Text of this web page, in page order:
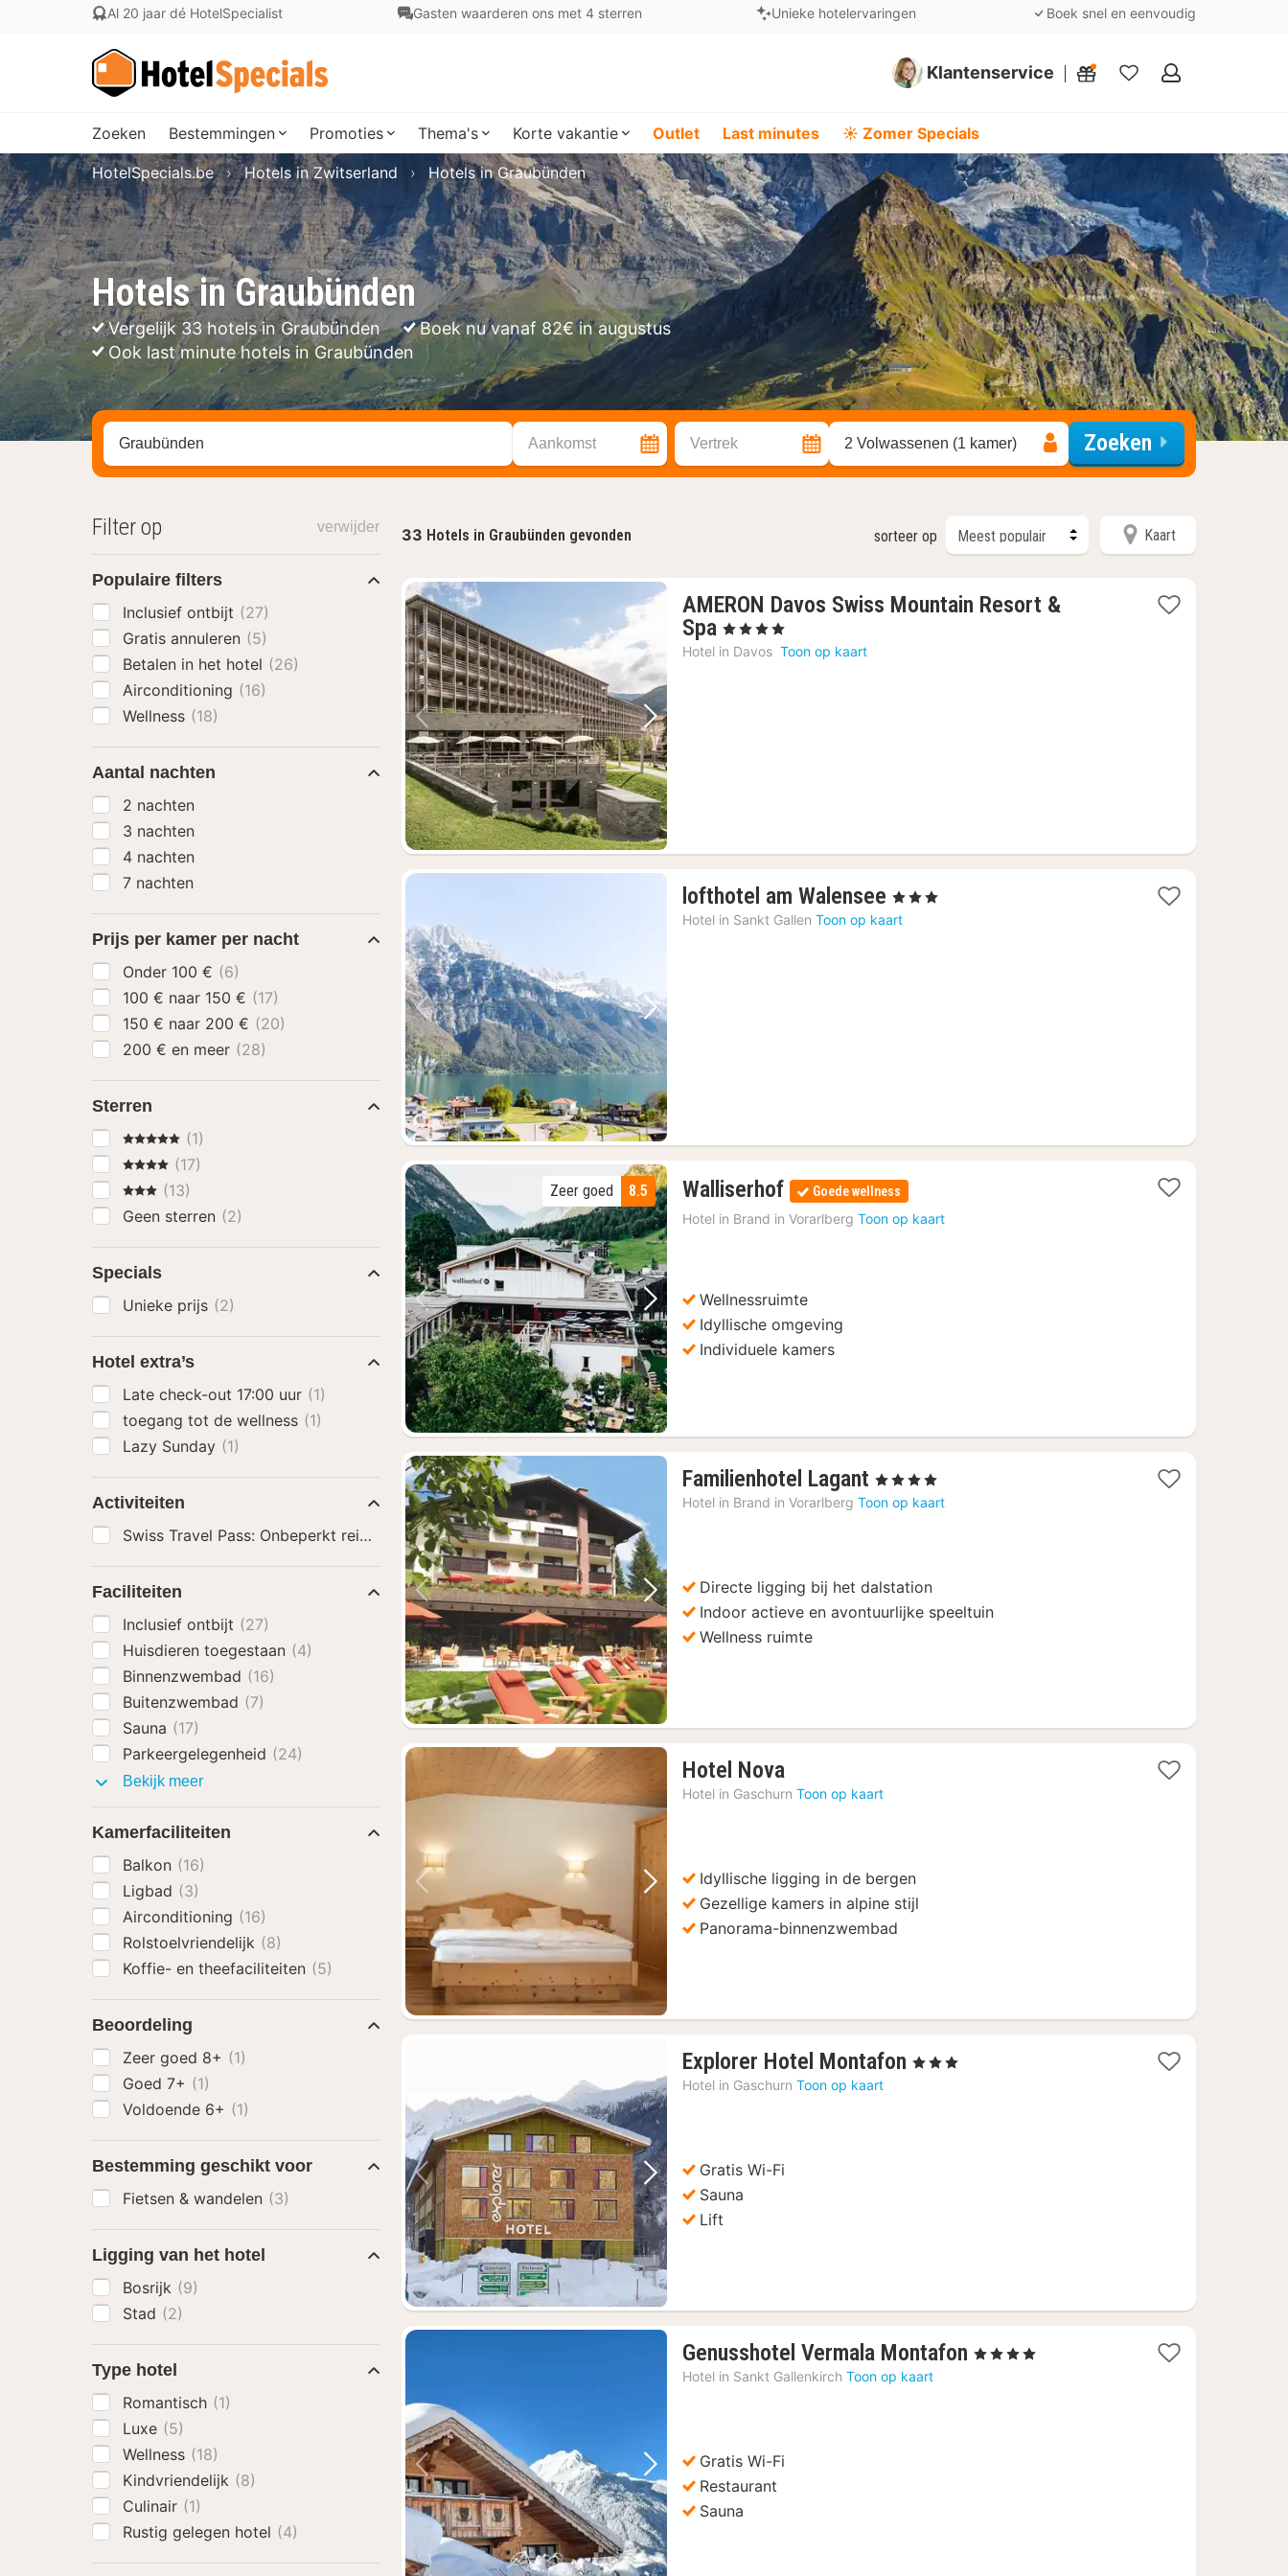
Al 20 jaar dé HotelSpecialist Gasten waarderen ons met 4 sterren Unieke hotelervaringen Boek snel en eenvoudig
Klantenservice
Mijn
Zoeken Bestemmingen Promoties Thema's Korte vakantie Outlet Last minutes ☀️ Zomer Specials
Hotels in Graubünden
Vergelijk 33 hotels in Graubünden
Boek nu vanaf 82€ in augustus
Ook last minute hotels in Graubünden
HotelSpecials.be Hotels in Zwitserland Hotels in Graubünden
Zoek op hotel, regio of stad Aankomst Vertrek 2 Volwassenen (1 kamer) Zoeken
33 Hotels in Graubünden gevonden sorteer op Kaart
Vorige foto Volgende foto
AMERON Davos Swiss Mountain Resort &
Spa 1
nacht
, 4 Sterren
Hotel in Davos Toon op kaart
Vorige foto Volgende foto
lofthotel am Walensee 1
nacht
, 3 Sterren
Hotel in Sankt Gallen Toon op kaart
Vorige foto Volgende foto
8.5
Zeer goed Walliserhof 1
nacht
vanaf
Goede wellness
Hotel in Brand in Vorarlberg Toon op kaart
Wellnessruimte
Idyllische omgeving
Individuele kamers
Vorige foto Volgende foto
Familienhotel Lagant 1
nacht
, 4 Sterren
Hotel in Brand in Vorarlberg Toon op kaart
Directe ligging bij het dalstation
Indoor actieve en avontuurlijke speeltuin
Wellness ruimte
Vorige foto Volgende foto
Hotel Nova
nacht
Hotel in Gaschurn Toon op kaart
Idyllische ligging in de bergen
Gezellige kamers in alpine stijl
Panorama-binnenzwembad
Vorige foto Volgende foto
Explorer Hotel Montafon 1
, 3 Sterren
Hotel in Gaschurn Toon op kaart
Gratis Wi-Fi
Sauna
Lift
Vorige foto Volgende foto
Genusshotel Vermala Montafon 1
, 4 Sterren
Hotel in Sankt Gallenkirch Toon op kaart
Gratis Wi-Fi
Restaurant
Sauna
Filter op verwijder
Populaire filters
Inclusief ontbijt (27)
Gratis annuleren (5)
Betalen in het hotel (26)
Airconditioning (16)
Wellness (18)
Aantal nachten
2 nachten
3 nachten
4 nachten
7 nachten
Prijs per kamer per nacht
Onder 100 € (6)
100 € naar 150 € (17)
150 € naar 200 € (20)
200 € en meer (28)
Sterren
5 Sterren(1)
4 Sterren(17)
3 Sterren
(13)
Geen sterren (2)
Specials
Unieke prijs (2)
Hotel extra’s
Late check-out 17:00 uur (1)
toegang tot de wellness (1)
Lazy Sunday (1)
Activiteiten
Swiss Travel Pass: Onbeperkt reizen met trein, bus en boot(1)
Faciliteiten
Inclusief ontbijt (27)
Huisdieren toegestaan (4)
Binnenzwembad (16)
Buitenzwembad (7)
Sauna (17)
Parkeergelegenheid (24)
Bekijk meerFaciliteiten
Kamerfaciliteiten
Balkon (16)
Ligbad (3)
Airconditioning (16)
Rolstoelvriendelijk (8)
Koffie- en theefaciliteiten (5)
Beoordeling
Zeer goed 8+ (1)
Goed 7+ (1)
Voldoende 6+ (1)
Bestemming geschikt voor
Fietsen & wandelen (3)
Ligging van het hotel
Bosrijk (9)
Stad (2)
Type hotel
Romantisch (1)
Luxe (5)
Wellness (18)
Kindvriendelijk (8)
Culinair (1)
Rustig gelegen hotel (4)